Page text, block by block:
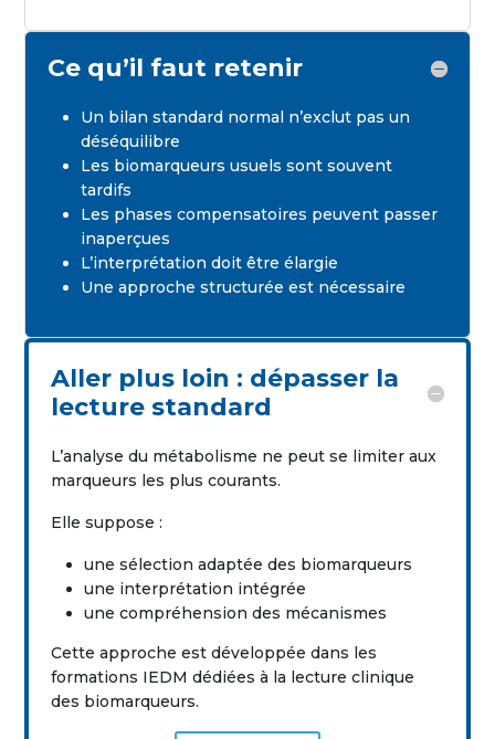
Ce qu’il faut retenir
Un bilan standard normal n’exclut pas un
déséquilibre
Les biomarqueurs usuels sont souvent
tardifs
Les phases compensatoires peuvent passer
inaperçues
L’interprétation doit être élargie
Une approche structurée est nécessaire
Aller plus loin : dépasser la
lecture standard
L’analyse du métabolisme ne peut se limiter aux
marqueurs les plus courants.
Elle suppose :
une sélection adaptée des biomarqueurs
une interprétation intégrée
une compréhension des mécanismes
Cette approche est développée dans les
formations IEDM dédiées à la lecture clinique
des biomarqueurs.